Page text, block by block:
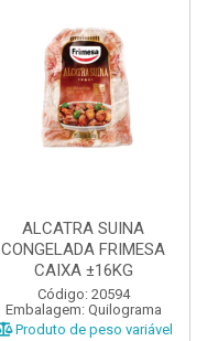
ALCATRA SUINA
CONGELADA FRIMESA
CAIXA ±16KG
Código: 20594
Embalagem: Quilograma
Produto de peso variável